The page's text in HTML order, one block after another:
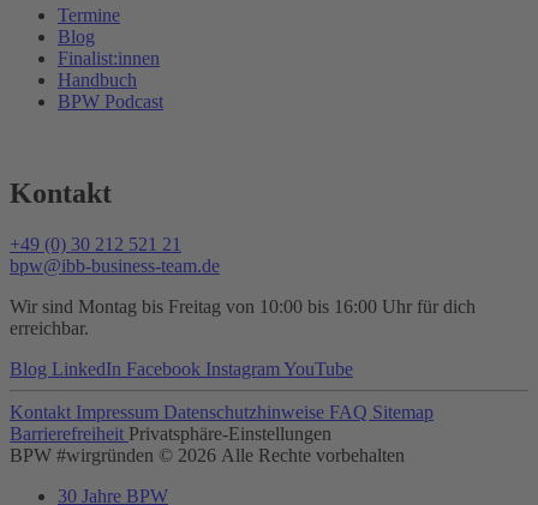
Termine
Blog
Finalist:innen
Handbuch
BPW Podcast
Kontakt
+49 (0) 30 212 521 21
bpw@ibb-business-team.de
Wir sind Montag bis Freitag von 10:00 bis 16:00 Uhr für dich
erreichbar.
Blog LinkedIn Facebook Instagram YouTube
Kontakt Impressum Datenschutzhinweise FAQ Sitemap
Barrierefreiheit Privatsphäre-Einstellungen
BPW #wirgründen © 2026 Alle Rechte vorbehalten
30 Jahre BPW